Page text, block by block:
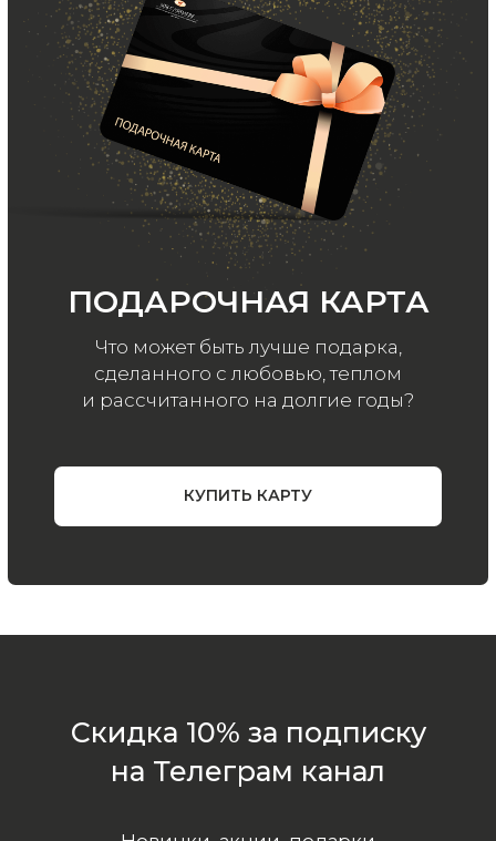
ООО «МИР КАШЕМИРА» © 2023
Все права защищены.
конфиденциальности